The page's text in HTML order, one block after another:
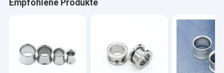
Empfohlene Produkte